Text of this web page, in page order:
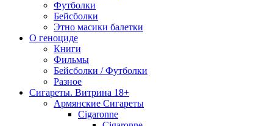
Футболки
Бейсболки
Этно масики балетки
О геноциде
Книги
Фильмы
Бейсболки / Футболки
Разное
Сигареты. Витрина 18+
Армянские Сигареты
Cigaronne